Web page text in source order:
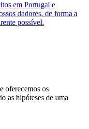
em Portugal e
dadores, de forma a
possível.
oferecemos os
as hipóteses de uma